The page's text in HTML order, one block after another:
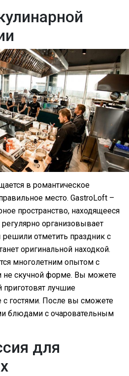
в романтическое
место. GastroLoft –
пространство, находящееся
организовывает
отметить праздник с
оригинальной находкой.
многолетним опытом с
не скучной форме. Вы можете
приготовят лучшие
гостями. После вы сможете
блюдами с очаровательным
для